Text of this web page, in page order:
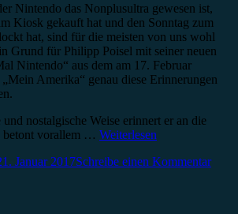
Nintendo das Nonplusultra gewesen ist,
Kiosk gekauft hat und den Sonntag zum
hat, sind für die meisten von uns wohl
Grund für Philipp Poisel mit seiner neuen
Nintendo“ aus dem am 17. Februar
Amerika“ genau diese Erinnerungen
nostalgische Weise erinnert er an die
betont vorallem … Weiterlesen
Januar 2017Schreibe einen Kommentar